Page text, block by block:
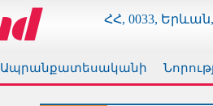
ՀՀ, 0033,
Ապրանքատեսականի